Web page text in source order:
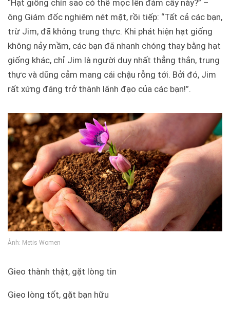
“Hạt giống chín sao có thể mọc lên đám cây này?” –
ông Giám đốc nghiêm nét mặt, rồi tiếp: “Tất cả các bạn,
trừ Jim, đã không trung thực. Khi phát hiện hạt giống
không nảy mầm, các bạn đã nhanh chóng thay bằng hạt
giống khác, chỉ Jim là người duy nhất thẳng thắn, trung
thực và dũng cảm mang cái chậu rỗng tới. Bởi đó, Jim
rất xứng đáng trở thành lãnh đạo của các bạn!”.
Ảnh: Metis Women
Gieo thành thật, gặt lòng tin
Gieo lòng tốt, gặt bạn hữu